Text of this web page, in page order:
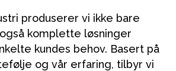
produserer vi ikke bare
komplette løsninger
kundes behov. Basert på
og vår erfaring, tilbyr vi